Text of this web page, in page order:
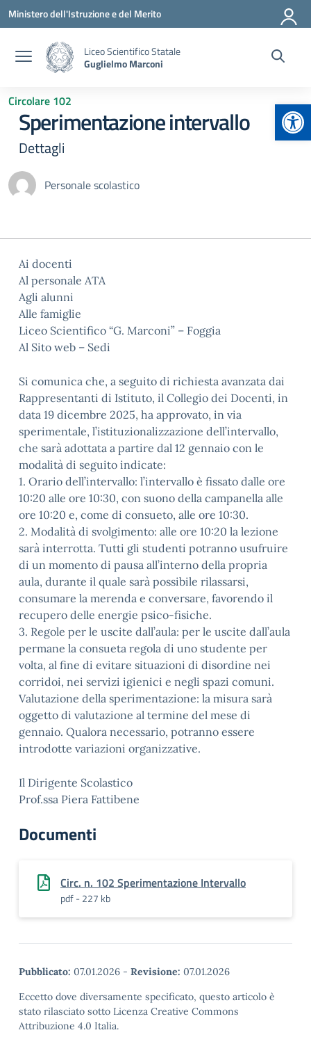
Vai ai contenuti
Vai al menu di navigazione
Vai al footer
Ministero dell'Istruzione e del Merito
Liceo Scientifico Statale
Guglielmo Marconi
Circolare 102
Sperimentazione intervallo
Dettagli
Personale scolastico
Ai docenti
Al personale ATA
Agli alunni
Alle famiglie
Liceo Scientifico “G. Marconi” – Foggia
Al Sito web – Sedi
Si comunica che, a seguito di richiesta avanzata dai
Rappresentanti di Istituto, il Collegio dei Docenti, in
data 19 dicembre 2025, ha approvato, in via
sperimentale, l’istituzionalizzazione dell’intervallo,
che sarà adottata a partire dal 12 gennaio con le
modalità di seguito indicate:
1. Orario dell’intervallo: l’intervallo è fissato dalle ore
10:20 alle ore 10:30, con suono della campanella alle
ore 10:20 e, come di consueto, alle ore 10:30.
2. Modalità di svolgimento: alle ore 10:20 la lezione
sarà interrotta. Tutti gli studenti potranno usufruire
di un momento di pausa all’interno della propria
aula, durante il quale sarà possibile rilassarsi,
consumare la merenda e conversare, favorendo il
recupero delle energie psico-fisiche.
3. Regole per le uscite dall’aula: per le uscite dall’aula
permane la consueta regola di uno studente per
volta, al fine di evitare situazioni di disordine nei
corridoi, nei servizi igienici e negli spazi comuni.
Valutazione della sperimentazione: la misura sarà
oggetto di valutazione al termine del mese di
gennaio. Qualora necessario, potranno essere
introdotte variazioni organizzative.
Il Dirigente Scolastico
Prof.ssa Piera Fattibene
Documenti
Circ. n. 102 Sperimentazione Intervallo
pdf - 227 kb
Pubblicato: 07.01.2026 - Revisione: 07.01.2026
Eccetto dove diversamente specificato, questo articolo è
stato rilasciato sotto Licenza Creative Commons
Attribuzione 4.0 Italia.